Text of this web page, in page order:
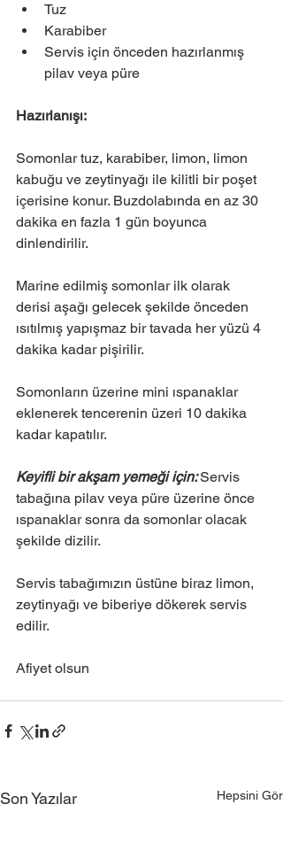
Tuz
Karabiber
Servis için önceden hazırlanmış
pilav veya püre
Hazırlanışı:
Somonlar tuz, karabiber, limon, limon
kabuğu ve zeytinyağı ile kilitli bir poşet
içerisine konur. Buzdolabında en az 30
dakika en fazla 1 gün boyunca
dinlendirilir.
Marine edilmiş somonlar ilk olarak
derisi aşağı gelecek şekilde önceden
ısıtılmış yapışmaz bir tavada her yüzü 4
dakika kadar pişirilir.
Somonların üzerine mini ıspanaklar
eklenerek tencerenin üzeri 10 dakika
kadar kapatılır.
Keyifli bir akşam yemeği için: Servis
tabağına pilav veya püre üzerine önce
ıspanaklar sonra da somonlar olacak
şekilde dizilir.
Servis tabağımızın üstüne biraz limon,
zeytinyağı ve biberiye dökerek servis
edilir.
Afiyet olsun
Son Yazılar Hepsini Gör